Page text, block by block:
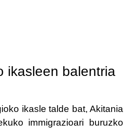
ikasleen balentria
ikasle talde bat, Akitania
immigrazioari buruzko